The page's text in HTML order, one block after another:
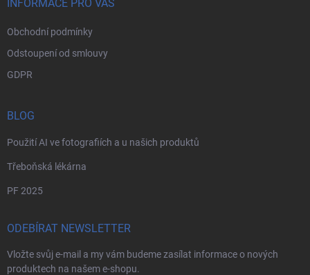
INFORMACE PRO VÁS
Obchodní podmínky
Odstoupení od smlouvy
GDPR
BLOG
Použití AI ve fotografiích a u našich produktů
Třeboňská lékárna
PF 2025
ODEBÍRAT NEWSLETTER
Vložte svůj e-mail a my vám budeme zasílat informace o nových
produktech na našem e-shopu.